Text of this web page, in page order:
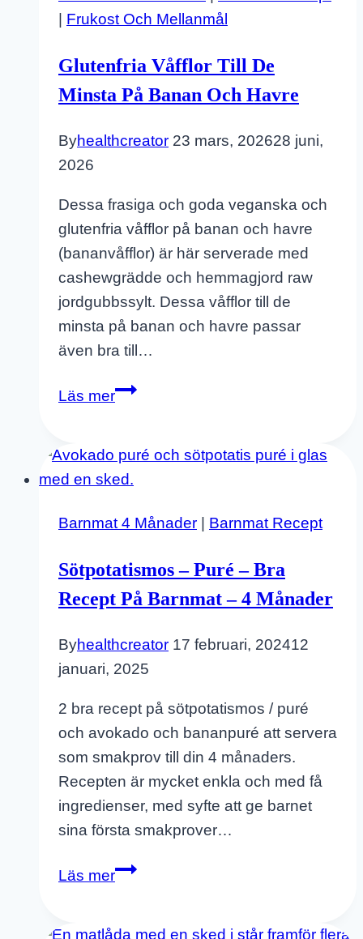
Frukost Och Mellanmål
Glutenfria Våfflor Till De
Minsta På Banan Och Havre
Byhealthcreator 23 mars, 202628 juni,
2026
Dessa frasiga och goda veganska och
glutenfria våfflor på banan och havre
(bananvåfflor) är här serverade med
cashewgrädde och hemmagjord raw
jordgubbssylt. Dessa våfflor till de
minsta på banan och havre passar
även bra till…
Läs merGlutenfria
De
Minsta
Banan
Och
Havre
Barnmat 4 Månader Barnmat Recept
Sötpotatismos – Puré – Bra
Recept På Barnmat – 4 Månader
Byhealthcreator 17 februari, 202412
januari, 2025
2 bra recept på sötpotatismos / puré
och avokado och bananpuré att servera
som smakprov till din 4 månaders.
Recepten är mycket enkla och med få
ingredienser, med syfte att ge barnet
sina första smakprover…
Läs merSötpotatismos